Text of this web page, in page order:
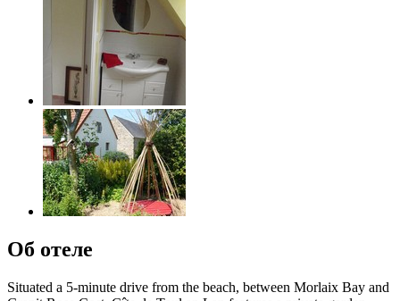
Об отеле
Situated a 5-minute drive from the beach, between Morlaix Bay and